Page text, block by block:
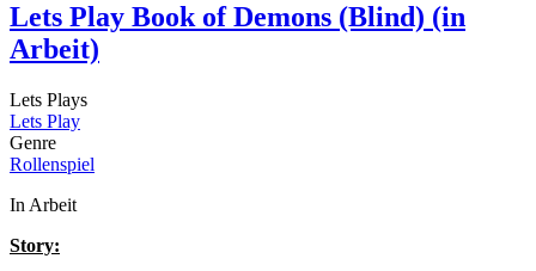
Lets Play Book of Demons (Blind) (in
Arbeit)
Lets Plays
Lets Play
Genre
Rollenspiel
In Arbeit
Story: